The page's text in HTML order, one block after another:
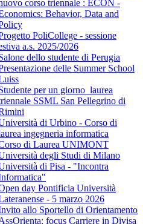
corso triennale : ECON -
Behavior, Data and
PoliCollege - sessione
a.s. 2025/2026
dello studente di Perugia
delle Summer School
per un giorno_laurea
SSML San Pellegrino di
di Urbino - Corso di
ingegneria informatica
di Laurea UNIMONT
degli Studi di Milano
di Pisa - "Incontra
day Pontificia Università
- 5 marzo 2026
allo Sportello di Orientamento
focus Carriere in Divisa